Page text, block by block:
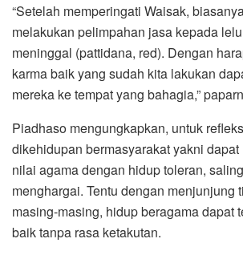
“Setelah memperingati Waisak,
melakukan pelimpahan jasa kepada
meninggal (pattidana, red). Dengan
karma baik yang sudah kita lakukan
mereka ke tempat yang bahagia,”
Piadhaso mengungkapkan, untuk
dikehidupan bermasyarakat yakni
nilai agama dengan hidup toleran,
menghargai. Tentu dengan menjunjung
masing-masing, hidup beragama dapat
baik tanpa rasa ketakutan.